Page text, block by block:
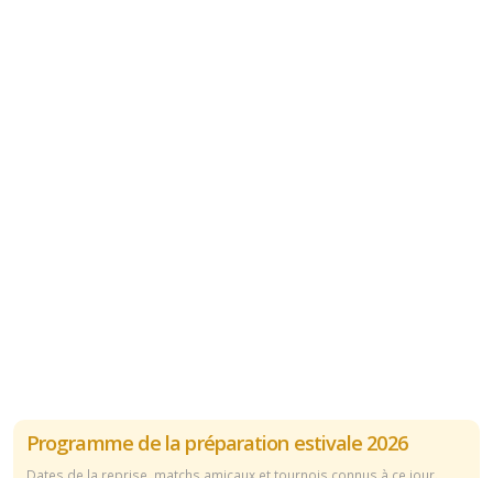
Programme de la préparation estivale 2026